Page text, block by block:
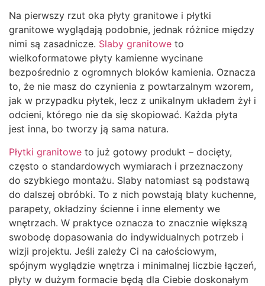
Na pierwszy rzut oka płyty granitowe i płytki
granitowe wyglądają podobnie, jednak różnice między
nimi są zasadnicze. Slaby granitowe to
wielkoformatowe płyty kamienne wycinane
bezpośrednio z ogromnych bloków kamienia. Oznacza
to, że nie masz do czynienia z powtarzalnym wzorem,
jak w przypadku płytek, lecz z unikalnym układem żył i
odcieni, którego nie da się skopiować. Każda płyta
jest inna, bo tworzy ją sama natura.
Płytki granitowe to już gotowy produkt – docięty,
często o standardowych wymiarach i przeznaczony
do szybkiego montażu. Slaby natomiast są podstawą
do dalszej obróbki. To z nich powstają blaty kuchenne,
parapety, okładziny ścienne i inne elementy we
wnętrzach. W praktyce oznacza to znacznie większą
swobodę dopasowania do indywidualnych potrzeb i
wizji projektu. Jeśli zależy Ci na całościowym,
spójnym wyglądzie wnętrza i minimalnej liczbie łączeń,
płyty w dużym formacie będą dla Ciebie doskonałym